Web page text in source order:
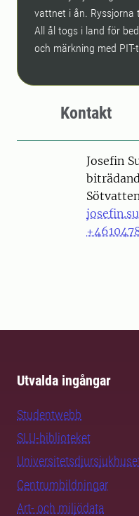
vattnet i ån. Ryssjorna
All ål togs i land för
och märkning med
Kontakt
PersonJosefin
Utvalda ingångar
Studentwebb
SLU-biblioteket
Centrumbildningar
Art- och miljödata